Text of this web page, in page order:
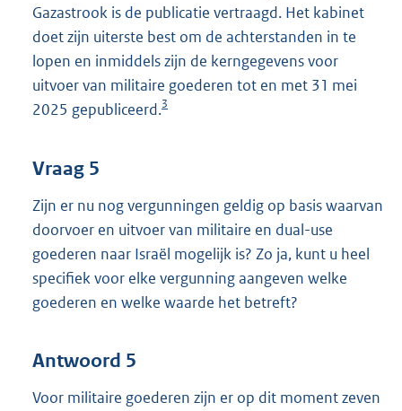
Gazastrook is de publicatie vertraagd. Het kabinet
doet zijn uiterste best om de achterstanden in te
lopen en inmiddels zijn de kerngegevens voor
uitvoer van militaire goederen tot en met 31 mei
2025 gepubliceerd.3
Vraag 5
Zijn er nu nog vergunningen geldig op basis waarvan
doorvoer en uitvoer van militaire en dual-use
goederen naar Israël mogelijk is? Zo ja, kunt u heel
specifiek voor elke vergunning aangeven welke
goederen en welke waarde het betreft?
Antwoord 5
Voor militaire goederen zijn er op dit moment zeven